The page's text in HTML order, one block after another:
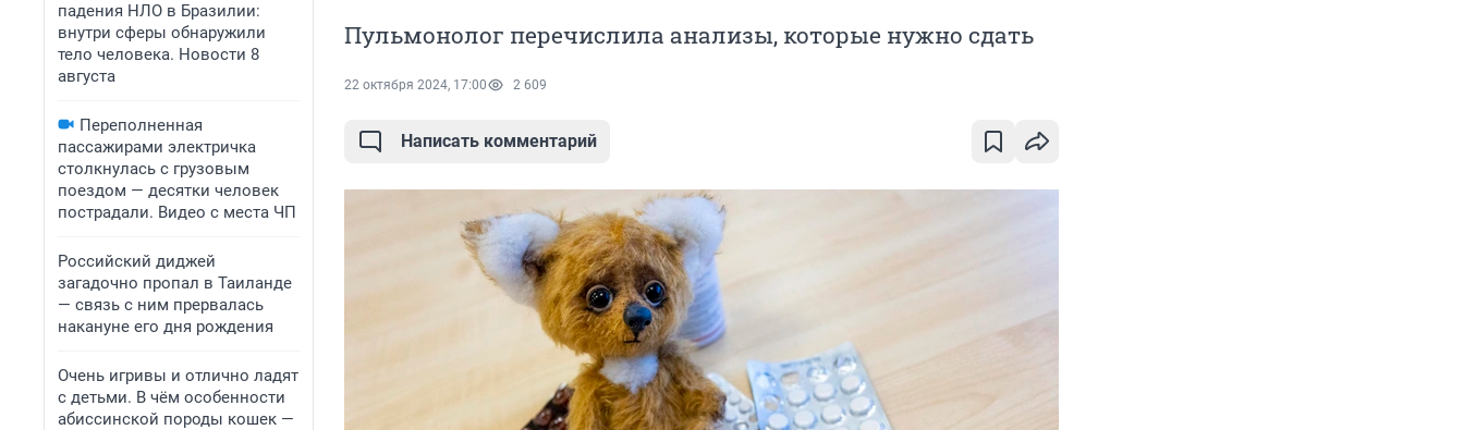
падения НЛО в Бразилии:
внутри сферы обнаружили
тело человека. Новости 8
августа
Переполненная
пассажирами электричка
столкнулась с грузовым
поездом — десятки человек
пострадали. Видео с места ЧП
Российский диджей
загадочно пропал в Таиланде
— связь с ним прервалась
накануне его дня рождения
Очень игривы и отлично ладят
с детьми. В чём особенности
абиссинской породы кошек —
Пульмонолог перечислила анализы, которые нужно сдать
22 октября 2024, 17:00 2 609
Написать комментарий